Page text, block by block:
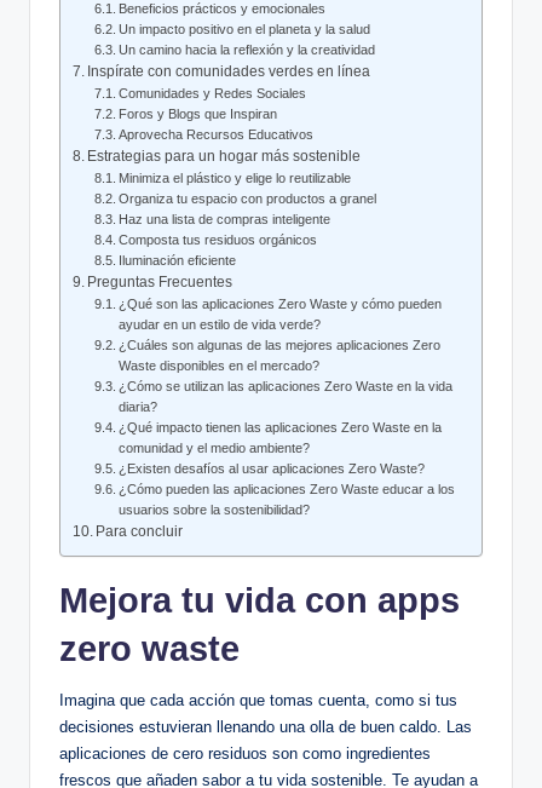
Beneficios prácticos y emocionales
Un impacto positivo en el planeta y la salud
Un camino hacia la reflexión y la creatividad
Inspírate con comunidades verdes en línea
Comunidades y Redes Sociales
Foros y Blogs que Inspiran
Aprovecha Recursos Educativos
Estrategias para un hogar más sostenible
Minimiza el plástico y elige lo reutilizable
Organiza tu espacio con productos a granel
Haz una lista de compras inteligente
Composta tus residuos orgánicos
Iluminación eficiente
Preguntas Frecuentes
¿Qué son las aplicaciones Zero Waste y cómo pueden
ayudar en un estilo de vida verde?
¿Cuáles son algunas de las mejores aplicaciones Zero
Waste disponibles en el mercado?
¿Cómo se utilizan las aplicaciones Zero Waste en la vida
diaria?
¿Qué impacto tienen las aplicaciones Zero Waste en la
comunidad y el medio ambiente?
¿Existen desafíos al usar aplicaciones Zero Waste?
¿Cómo pueden las aplicaciones Zero Waste educar a los
usuarios sobre la sostenibilidad?
Para concluir
Mejora tu vida con apps
zero waste
Imagina que cada acción que tomas cuenta, como si tus
decisiones estuvieran llenando una olla de buen caldo. Las
aplicaciones de cero residuos son como ingredientes
frescos que añaden sabor a tu vida sostenible. Te ayudan a